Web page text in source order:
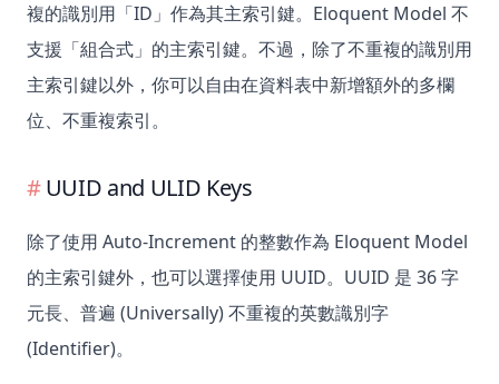
複的識別用「ID」作為其主索引鍵。Eloquent Model 不
支援「組合式」的主索引鍵。不過，除了不重複的識別用
主索引鍵以外，你可以自由在資料表中新增額外的多欄
位、不重複索引。
UUID and ULID Keys
除了使用 Auto-Increment 的整數作為 Eloquent Model
的主索引鍵外，也可以選擇使用 UUID。UUID 是 36 字
元長、普遍 (Universally) 不重複的英數識別字
(Identifier)。